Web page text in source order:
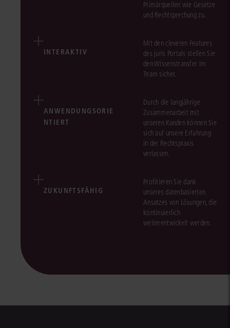
Primärquellen wie Gesetze
und Rechtsprechung zu.
INTERAKTIV
Mit den cleveren Features
des juris Portals stellen Sie
den Wissenstransfer im
Team sicher.
ANWENDUNGSORIE
NTIERT
Durch die langjährige
Zusammenarbeit mit
unseren Kunden können Sie
sich auf unsere Erfahrung
in der Rechtspraxis
verlassen.
ZUKUNFTSFÄHIG
Profitieren Sie dank
unseres datenbasierten
Ansatzes von Lösungen, die
kontinuierlich
weiterentwickelt werden.